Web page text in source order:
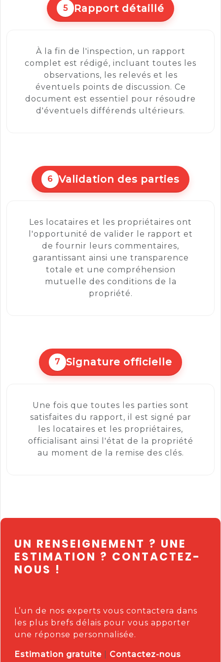
5 Rapport détaillé
À la fin de l'inspection, un rapport
complet est rédigé, incluant toutes les
observations, les relevés et les
éventuels points de discussion. Ce
document est essentiel pour résoudre
d'éventuels différends ultérieurs.
6 Validation des parties
Les locataires et les propriétaires ont
l'opportunité de valider le rapport et
de fournir leurs commentaires,
garantissant ainsi une transparence
totale et une compréhension
mutuelle des conditions de la
propriété.
7 Signature officielle
Une fois que toutes les parties sont
satisfaites du rapport, il est signé par
les locataires et les propriétaires,
officialisant ainsi l'état de la propriété
au moment de la remise des clés.
UN RENSEIGNEMENT ? UNE
ESTIMATION ? CONTACTEZ-
NOUS !
L’un de nos experts vous contactera dans
les plus brefs délais pour vous apporter
une réponse personnalisée.
Estimation gratuite Contactez-nous